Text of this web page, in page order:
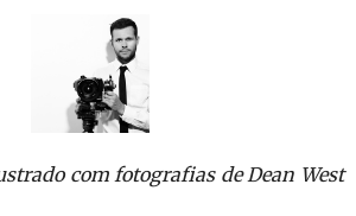
com fotografias de Dean West